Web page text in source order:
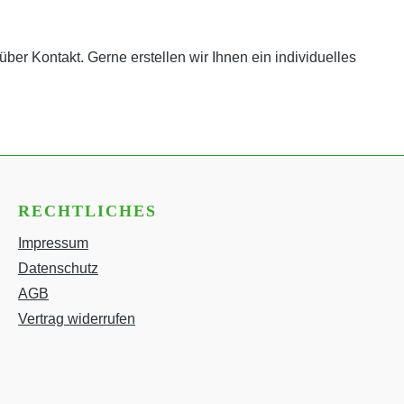
Kontakt. Gerne erstellen wir Ihnen ein individuelles
RECHTLICHES
Impressum
Datenschutz
AGB
Vertrag widerrufen